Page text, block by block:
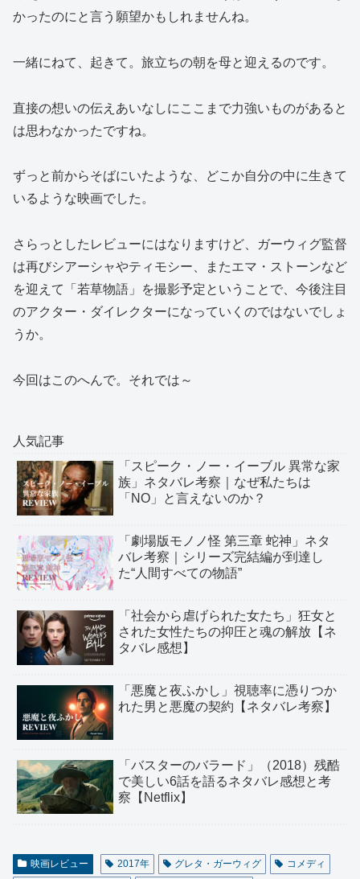
かったのにと言う願望かもしれませんね。
一緒にねて、起きて。旅立ちの朝を母と迎えるのです。
直接の想いの伝えあいなしにここまで力強いものがあると
は思わなかったですね。
ずっと前からそばにいたような、どこか自分の中に生きて
いるような映画でした。
さらっとしたレビューにはなりますけど、ガーウィグ監督
は再びシアーシャやティモシー、またエマ・ストーンなど
を迎えて「若草物語」を撮影予定ということで、今後注目
のアクター・ダイレクターになっていくのではないでしょ
うか。
今回はこのへんで。それでは～
人気記事
「スピーク・ノー・イーブル 異常な家
族」ネタバレ考察｜なぜ私たちは
「NO」と言えないのか？
「劇場版モノノ怪 第三章 蛇神」ネタ
バレ考察｜シリーズ完結編が到達し
た“人間すべての物語”
「社会から虐げられた女たち」狂女と
された女性たちの抑圧と魂の解放【ネ
タバレ感想】
「悪魔と夜ふかし」視聴率に憑りつか
れた男と悪魔の契約【ネタバレ考察】
「バスターのバラード」（2018）残酷
で美しい6話を語るネタバレ感想と考
察【Netflix】
映画レビュー 2017年 グレタ・ガーウィグ
コメディ